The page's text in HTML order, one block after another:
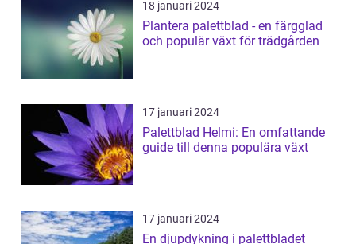
18 januari 2024
Plantera palettblad - en färgglad
och populär växt för trädgården
17 januari 2024
Palettblad Helmi: En omfattande
guide till denna populära växt
17 januari 2024
En djupdykning i palettbladet